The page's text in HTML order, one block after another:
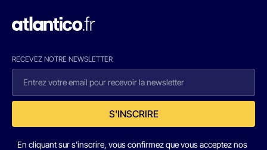
RECEVEZ NOTRE NEWSLETTER
S'INSCRIRE
En cliquant sur s'inscrire, vous confirmez que vous acceptez nos